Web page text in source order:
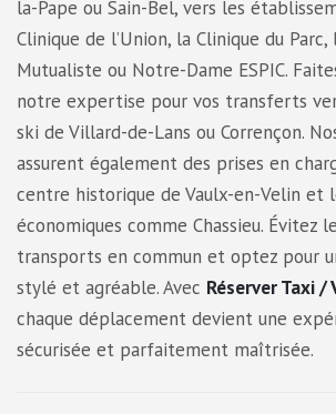
la-Pape ou Sain-Bel, vers les
Clinique de l’Union, la Clinique du Parc,
Mutualiste ou Notre-Dame ESPIC.
notre expertise pour vos transferts
ski de Villard-de-Lans ou Corrençon.
assurent également des prises en
centre historique de Vaulx-en-Velin et
économiques comme Chassieu. Évitez
transports en commun et optez pour
stylé et agréable. Avec Réserver Taxi /
chaque déplacement devient une
sécurisée et parfaitement maîtrisée.